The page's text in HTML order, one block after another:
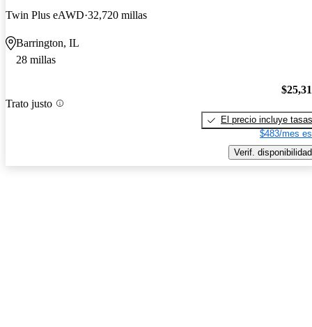
Twin Plus eAWD 32,720 millas
Barrington, IL
28 millas
Trato justo
El precio incluye tasas
$483/mes
Verif. disponibilidad